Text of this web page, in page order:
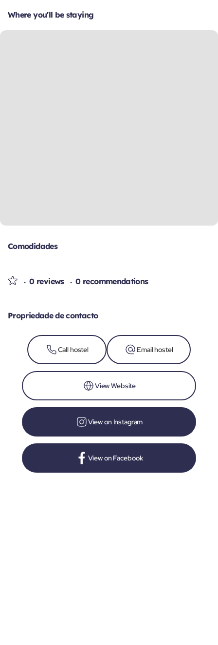
Where you'll be staying
Comodidades
0 reviews 0 recommendations
Propriedade de contacto
Call hostel Email hostel
View Website
View on Instagram
View on Facebook